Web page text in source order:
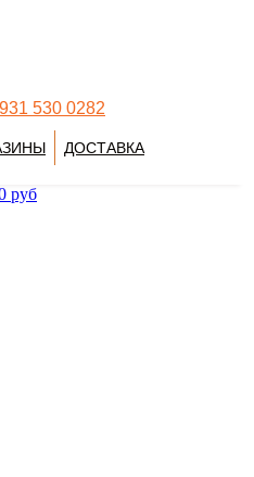
530 0282
ДОСТАВКА